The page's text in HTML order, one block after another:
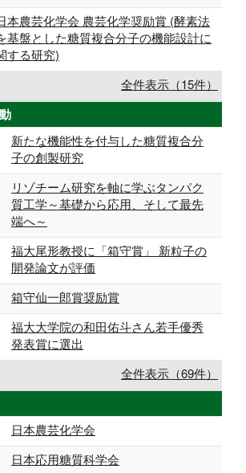
本農芸化学会 農芸化学奨励賞 (酵素法
基盤とした糖質複合分子の機能設計に
する研究)
全件表示（15件）
新たな機能性を付与した糖質複合分
子の創製研究
リゾチーム研究を軸に学ぶタンパク
質工学～基礎から応用、そして最先
端へ～
福大尾形教授に「箱守賞」 新粒子の
開発論文が評価
箱守仙一郎賞奨励賞
福大大学院の和田佑斗さん若手優秀
発表賞に選出
全件表示（69件）
日本農芸化学会
日本応用糖質科学会